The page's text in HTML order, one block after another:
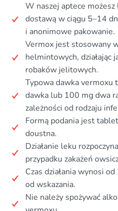
W naszej aptece
dostawą w ciągu 5–14
i anonimowe pakowanie.
Vermox jest stosowany
helmintowych, działając
robaków jelitowych.
Typowa dawka vermoxu
dawka lub 100 mg dwa
zależności od rodzaju
Formą podania jest
doustna.
Działanie leku
przypadku zakażeń
Czas działania wynosi
od wskazania.
Nie należy spożywać